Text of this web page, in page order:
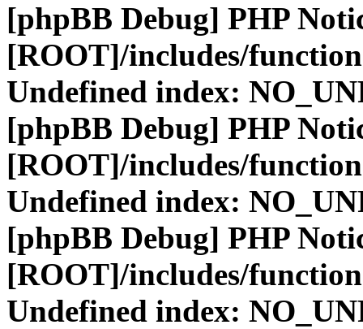
[phpBB Debug] PHP
[ROOT]/includes/
Undefined index:
[phpBB Debug] PHP
[ROOT]/includes/
Undefined index:
[phpBB Debug] PHP
[ROOT]/includes/
Undefined index: